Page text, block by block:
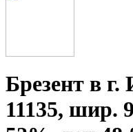
Брезент в
11135, шир.